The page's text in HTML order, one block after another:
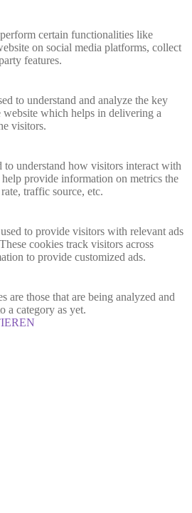
certain functionalities like
on social media platforms, collect
features.
to understand and analyze the key
website which helps in delivering a
visitors.
to understand how visitors interact with
provide information on metrics the
traffic source, etc.
to provide visitors with relevant ads
cookies track visitors across
to provide customized ads.
are those that are being analyzed and
a category as yet.